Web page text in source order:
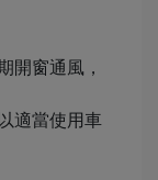
開窗通風，
適當使用車